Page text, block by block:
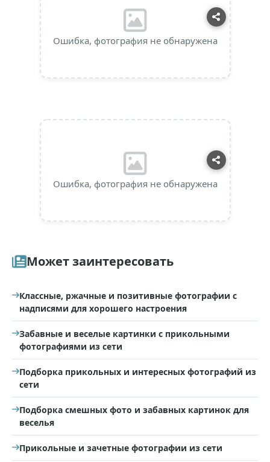
Ошибка, фотография не обнаружена
Ошибка, фотография не обнаружена
Может заинтересовать
Классные, ржачные и позитивные фотографии с
надписями для хорошего настроения
Забавные и веселые картинки с прикольными
фотографиями из сети
Подборка прикольных и интересных фотографий из
сети
Подборка смешных фото и забавных картинок для
веселья
Прикольные и зачетные фотографии из сети